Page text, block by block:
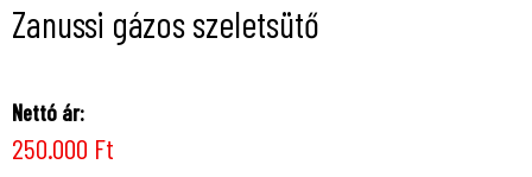
Zanussi gázos szeletsütő
Nettó ár:
250.000 Ft